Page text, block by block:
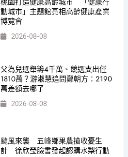
動城市」主題館亮相高齡健康產業
博覽會
2026-08-08
父為兒選舉籌4千萬、競選支出僅
1810萬？游淑慧追問鄭朝方：2190
萬差額去哪了
2026-08-08
颱風來襲 五峰鄉果農搶收憂生
計 徐欣瑩臉書發起認購水梨行動